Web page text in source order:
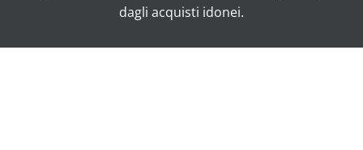
dagli acquisti idonei.